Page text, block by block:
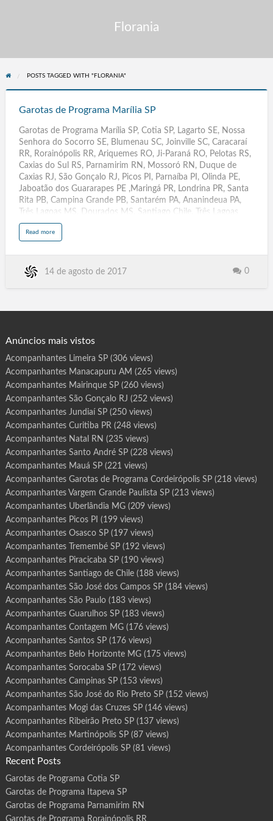
Florania
POSTS TAGGED WITH "FLORANIA"
Marília
Garotas de Programa Marília SP
Garotas de Programa Marília SP, Cotia SP, Lagarto SE, Nossa
Senhora do Socorro SE, Blumenau SC, Joinville SC, Caracaraí
RR, Rorainópolis RR, Ariquemes RO, Ji-Paraná RO, Pelotas RS,
Caxias do Sul RS, Parnamirim RN, Mossoró RN, Duque de
Caxias RJ, São Gonçalo RJ, Picos PI, Parnaíba PI, Olinda PE,
Jaboatão dos Guararapes PE ,Maringá PR, Londrina PR, Santa
Rita PB, Campina Grande PB, Santarém PA, Ananindeua PA,
Três Lagoas MS, Dourados MS, Santiago Chile, Três Lagoas
MT, Dourados MT, Rondonópolis MT, Várzea Grande MT, São
José de Ribamar MA, Imperatriz MA, Rio Largo AL, Arapiraca
Rio de Janeiro, Teresina .PI, Recife PE, Curitiba PR, João Pessoa
Read morea
t
r
e
r
m
a
a
í
i
a
S
P
14 de agosto de 2017 0
Anúncios mais vistos
Acompanhantes Limeira SP(306 views)
Acompanhantes Manacapuru AM (265 views)
Acompanhantes Mairinque SP(260 views)
Acompanhantes São Gonçalo RJ (252 views)
Acompanhantes Jundiaí SP(250 views)
Acompanhantes Curitiba PR(248 views)
Acompanhantes Natal RN (235 views)
Acompanhantes Santo André SP(228 views)
Acompanhantes Mauá SP(221 views)
Acompanhantes Garotas de Programa Cordeirópolis SP(218 views)
Acompanhantes Vargem Grande Paulista SP(213 views)
Acompanhantes Uberlândia MG(209 views)
Acompanhantes Picos PI (199 views)
Acompanhantes Osasco SP(197 views)
Acompanhantes Tremembé SP(192 views)
Acompanhantes Piracicaba SP(190 views)
Acompanhantes Santiago de Chile(188 views)
Acompanhantes São José dos Campos SP(184 views)
Acompanhantes São Paulo(183 views)
Acompanhantes Guarulhos SP(183 views)
Acompanhantes Contagem MG(176 views)
Acompanhantes Santos SP(176 views)
Acompanhantes Belo Horizonte MG(175 views)
Acompanhantes Sorocaba SP(172 views)
Acompanhantes Campinas SP(153 views)
Acompanhantes São José do Rio Preto SP(152 views)
Acompanhantes Mogi das Cruzes SP(146 views)
Acompanhantes Ribeirão Preto SP(137 views)
Acompanhantes Martinópolis SP(87 views)
Acompanhantes Cordeirópolis SP(81 views)
Recent Posts
Garotas de Programa Cotia SP
Garotas de Programa Itapeva SP
Garotas de Programa Parnamirim RN